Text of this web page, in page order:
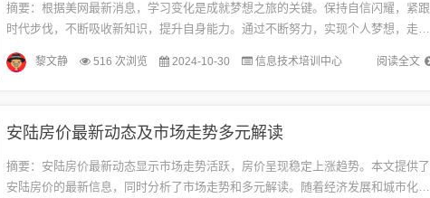
摘要：根据美网最新消息，学习变化是成就梦想之旅的关键。保持自信闪耀，紧跟
时代步伐，不断吸收新知识，提升自身能力。通过不断努力，实现个人梦想，走向
成功之路。随着春天的到来，万物复苏，美网也迎来了全新的赛季和变革，就像
大...
阅读全文
黎文静 516 次浏览 2024-10-30 信息技术培训中心
安陆房价最新动态及市场走势多元解读
摘要：安陆房价最新动态显示市场走势活跃，房价呈现稳定上涨趋势。本文提供了
安陆房价的最新信息，同时分析了市场走势和多元解读。随着经济发展和城市化进